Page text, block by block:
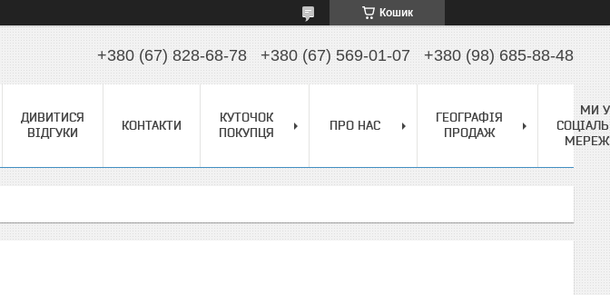
Кошик
+380 (67) 828-68-78 +380 (67) 569-01-07 +380 (98) 685-88-48
ДИВИТИСЯ
ВІДГУКИ
КОНТАКТИ
КУТОЧОК
ПОКУПЦЯ
ПРО НАС
ГЕОГРАФІЯ
ПРОДАЖ
МИ У